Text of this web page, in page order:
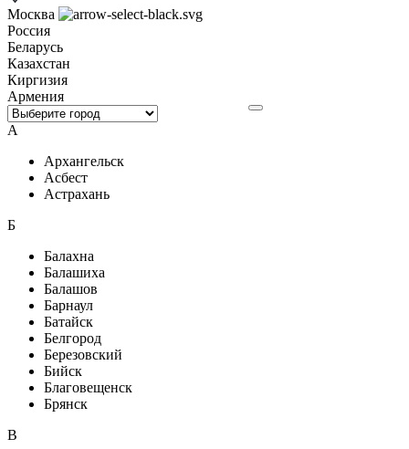
Москва
Россия
Беларусь
Казахстан
Киргизия
Армения
А
Архангельск
Асбест
Астрахань
Б
Балахна
Балашиха
Балашов
Барнаул
Батайск
Белгород
Березовский
Бийск
Благовещенск
Брянск
В